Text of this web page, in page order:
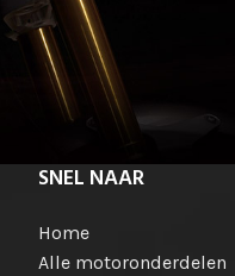
SNEL NAAR
Home
Alle motoronderdelen